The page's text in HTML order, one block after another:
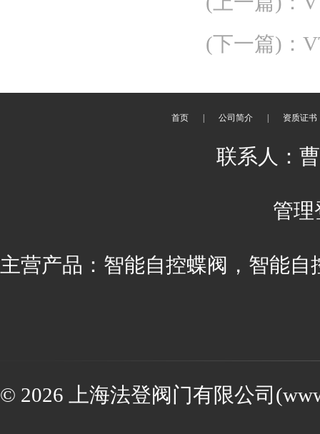
(下一篇) ：
首页 公司简介 资质证书
联系人：
管理
主营产品：智能自控蝶阀，智能
© 2026 上海法登阀门有限公司